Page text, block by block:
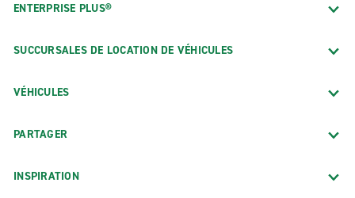
ENTERPRISE PLUS®
SUCCURSALES DE LOCATION DE VÉHICULES
VÉHICULES
PARTAGER
INSPIRATION